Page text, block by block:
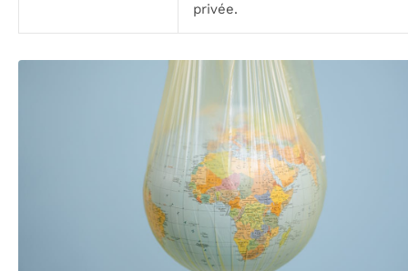
privée.